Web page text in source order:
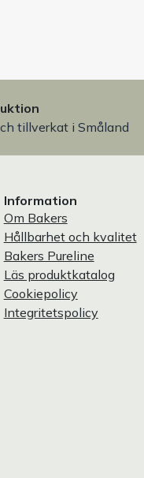
tillverkat i Småland
Information
Om Bakers
Hållbarhet och kvalitet
Bakers Pureline
Läs produktkatalog
Cookiepolicy
Integritetspolicy